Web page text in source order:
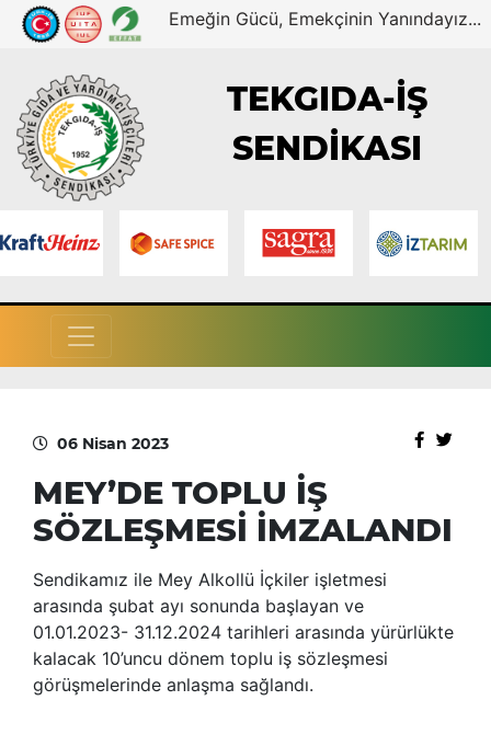
Emeğin Gücü, Emekçinin Yanındayız...
TEKGIDA-İŞ
SENDİKASI
06 Nisan 2023
MEY’DE TOPLU İŞ
SÖZLEŞMESİ İMZALANDI
Sendikamız ile Mey Alkollü İçkiler işletmesi
arasında şubat ayı sonunda başlayan ve
01.01.2023- 31.12.2024 tarihleri arasında yürürlükte
kalacak 10’uncu dönem toplu iş sözleşmesi
görüşmelerinde anlaşma sağlandı.